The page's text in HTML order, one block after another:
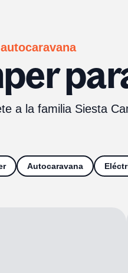
a la familia Siesta
Autocaravana